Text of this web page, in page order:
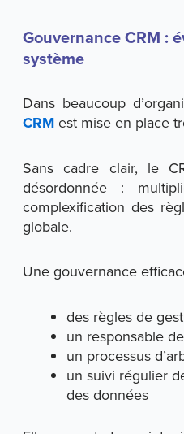
Gouvernance CRM :
système
Dans beaucoup
CRMest mise en place
Sans cadre clair, le
désordonnée :
complexification des
globale.
Une gouvernance
des règles de
un responsable
un processus
un suivi régulier
des données